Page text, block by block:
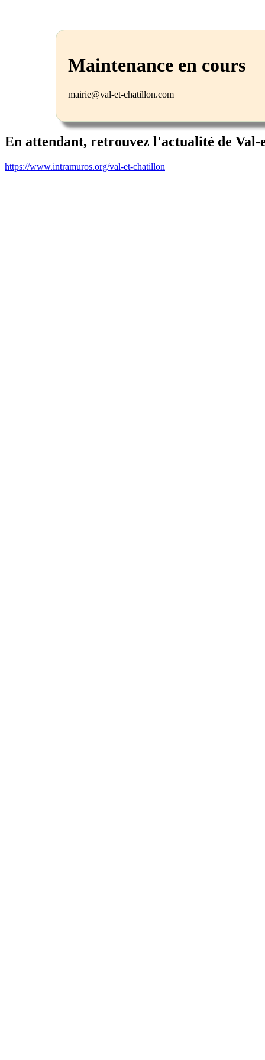
Maintenance en cours
mairie@val-et-chatillon.com
En attendant, retrouvez l'actualité de
https://www.intramuros.org/val-et-chatillon